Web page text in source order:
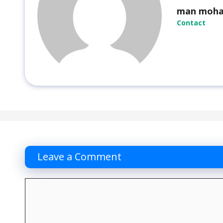
man
Contact
Leave a Comment